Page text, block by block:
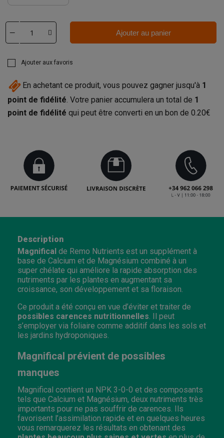
Ajouter au panier
Ajouter aux favoris
En achetant ce produit, vous pouvez gagner jusqu'à 1
point de fidélité. Votre panier accumulera un total de 1
point de fidélité qui peut être converti en un bon de 0.20€
Description
Magnifical de Remo Nutrients est un supplément à
base de Calcium et de Magnésium combiné à un
super chélate qui améliore la rapide absorption des
nutriments par les plantes en augmentant sa
croissance, son développement et sa floraison.
Ce produit a été conçu en vue d’éviter et traiter de
possibles carences nutritionnelles . Il peut
s’employer via foliaire comme additif dans les sols et
les jardins hydroponiques.
Magnifical prévient de possibles
manques
Magnifical contient un NPK 3-0-0 et des composants
tels que Calcium et Magnésium, deux nutriments très
importants pour ne pas souffrir de carences. Ils
favorisent l’assimilation rapide et en quelques heures
vous remarquerez les résultats en obtenant des